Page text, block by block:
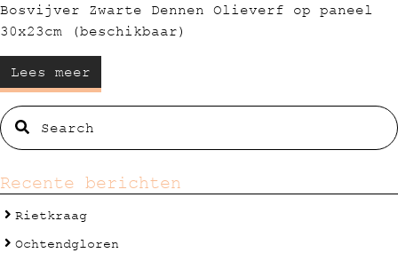
Bosvijver Zwarte Dennen Olieverf op paneel
30x23cm (beschikbaar)
Lees meer
Recente berichten
Rietkraag
Ochtendgloren